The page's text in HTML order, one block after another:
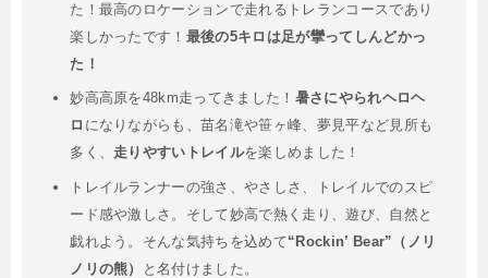
た！最高のロケーションで走れるトレランコースであり
楽しかったです！ 最後の5キロは足が攣ってしんどかっ
た！
妙高高原を48km走ってきました！ 暑さにやられヘロヘ
ロ になりながらも、苗名滝や笹ヶ峰、夢見平など見所も
多く、 走りやすいトレイルを楽しめました！
トレイルランナーの強さ、やさしさ、トレイルでのスピ
ード感や激しさ。そして妙高で熱く走り、遊び、自然と
戯れよう。そんな気持ちを込めて“Rockin’ Bear”（ノリ
ノリの熊）
と名付けました。